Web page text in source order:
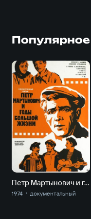
Петр Мартынович и годы большой жизни
1974 документальный